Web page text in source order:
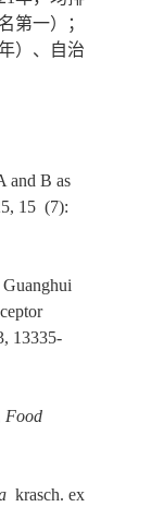
第一）；
）、自治
and B as
15 (7):
13335-
Food
krasch. ex